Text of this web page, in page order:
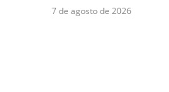
7 de agosto de 2026